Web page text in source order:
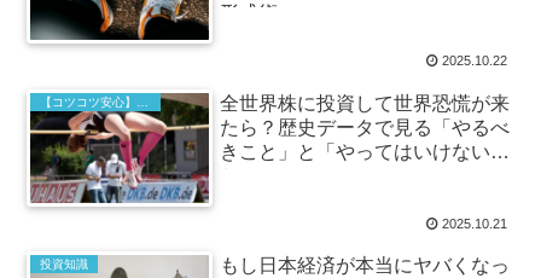
形成術
2025.10.22
全世界株に投資して世界恐慌が来
たら？歴史データで見る「やるべ
きこと」と「やってはいけないこ
と」
2025.10.21
投資知識
もし日本経済が本当にヤバくなっ